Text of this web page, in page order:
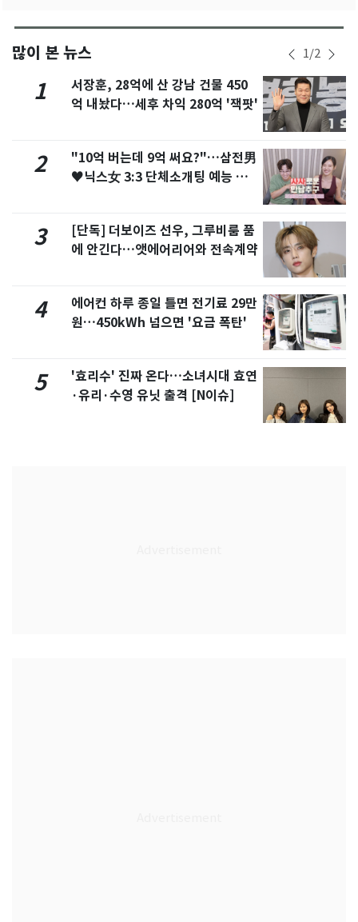
많이 본 뉴스 1/2
1
서장훈, 28억에 산 강남 건물 450
억 내놨다…세후 차익 280억 '잭팟'
2
"10억 버는데 9억 써요?"…삼전男
♥닉스女 3:3 단체소개팅 예능 화
3
[단독] 더보이즈 선우, 그루비룸 품
에 안긴다…앳에어리어와 전속계약
4
에어컨 하루 종일 틀면 전기료 29만
원…450kWh 넘으면 '요금 폭탄'
5
'효리수' 진짜 온다…소녀시대 효연
·유리·수영 유닛 출격 [N이슈]